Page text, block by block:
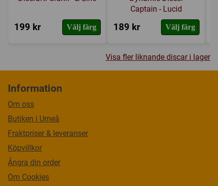
199 kr Välj färg
Captain - Lucid
189 kr Välj färg
Visa fler liknande discar i lager
Information
Om oss
Butiken i Umeå
Fraktpriser & leveranser
Köpvillkor
Ångra din order
Om Cookies